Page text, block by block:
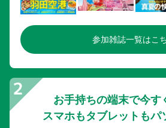
参加雑誌一覧はこ
お手持ちの端末で今す
スマホもタブレットもパ